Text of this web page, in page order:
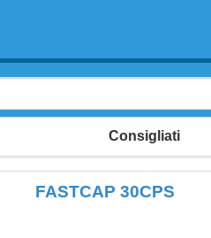
Consigliati
FASTCAP 30CPS